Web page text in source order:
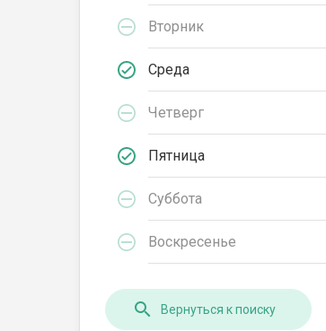
Вторник
Среда
Четверг
Пятница
Суббота
Воскресенье
Вернуться к поиску